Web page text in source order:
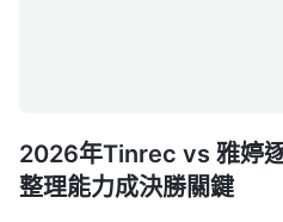
2026年Tinrec vs 雅婷
整理能力成決勝關鍵